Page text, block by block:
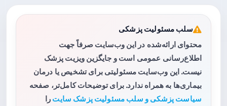
سلب مسئولیت پزشکی
محتوای ارائه‌شده در این وب‌سایت صرفاً جهت
اطلاع‌رسانی عمومی است و جایگزین ویزیت پزشک
نیست. این وب‌سایت مسئولیتی برای تشخیص یا درمان
بیماری‌ها به همراه ندارد. برای توضیحات کامل‌تر، صفحه
سیاست پزشکی و سلب مسئولیت پزشک سایت را